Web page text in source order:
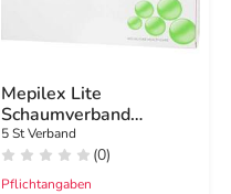
Mepilex Lite
Schaumverband
17,5x17,5cm steril
5 St Verband
(0)
Pflichtangaben